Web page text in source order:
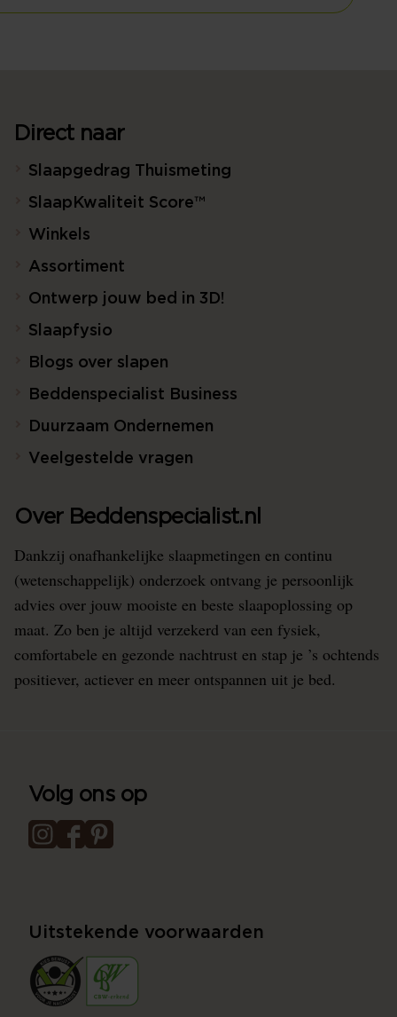
Direct naar
Slaapgedrag Thuismeting
SlaapKwaliteit Score™
Winkels
Assortiment
Ontwerp jouw bed in 3D!
Slaapfysio
Blogs over slapen
Beddenspecialist Business
Duurzaam Ondernemen
Veelgestelde vragen
Over Beddenspecialist.nl
Dankzij onafhankelijke slaapmetingen en continu
(wetenschappelijk) onderzoek ontvang je persoonlijk
advies over jouw mooiste en beste slaapoplossing op
maat. Zo ben je altijd verzekerd van een fysiek,
comfortabele en gezonde nachtrust en stap je ’s ochtends
positiever, actiever en meer ontspannen uit je bed.
Volg ons op
Uitstekende voorwaarden